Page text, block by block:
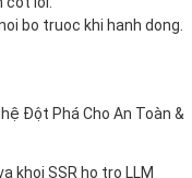
bo truoc khi hanh dong.
Đột Phá Cho An Toàn &
khoi SSR ho tro LLM